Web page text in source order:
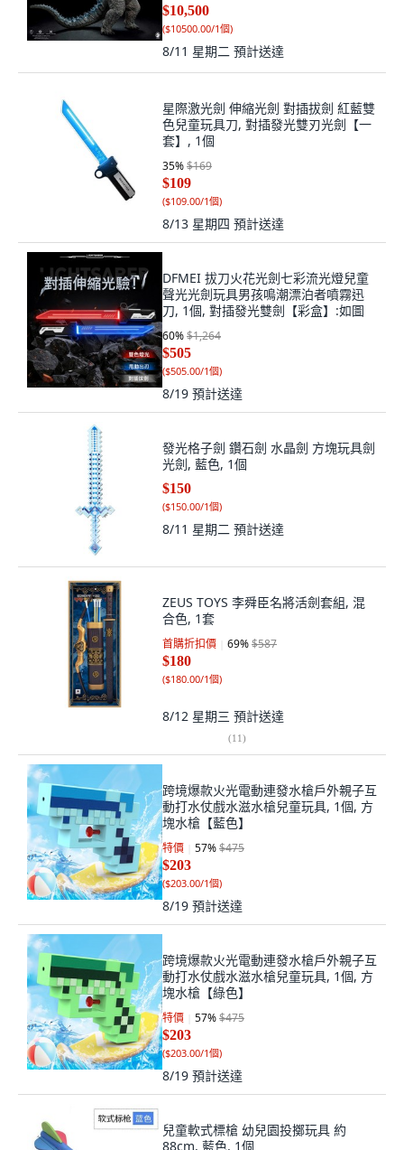
$10,500
($10500.00/1個)
8/11 星期二 預計送達
星際激光劍 伸縮光劍 對插拔劍 紅藍雙
色兒童玩具刀, 對插發光雙刃光劍【一
套】, 1個
35%$169
$109
($109.00/1個)
8/13 星期四 預計送達
DFMEI 拔刀火花光劍七彩流光燈兒童
聲光光劍玩具男孩鳴潮漂泊者噴霧迅
刀, 1個, 對插發光雙劍【彩盒】:如圖
60%$1,264
$505
($505.00/1個)
8/19 預計送達
發光格子劍 鑽石劍 水晶劍 方塊玩具劍
光劍, 藍色, 1個
$150
($150.00/1個)
8/11 星期二 預計送達
ZEUS TOYS 李舜臣名將活劍套組, 混
合色, 1套
首購折扣價 69%$587
$180
($180.00/1個)
8/12 星期三 預計送達
(11)
跨境爆款火光電動連發水槍戶外親子互
動打水仗戲水滋水槍兒童玩具, 1個, 方
塊水槍【藍色】
特價 57%$475
$203
($203.00/1個)
8/19 預計送達
跨境爆款火光電動連發水槍戶外親子互
動打水仗戲水滋水槍兒童玩具, 1個, 方
塊水槍【綠色】
特價 57%$475
$203
($203.00/1個)
8/19 預計送達
兒童軟式標槍 幼兒園投擲玩具 約
88cm, 藍色, 1個